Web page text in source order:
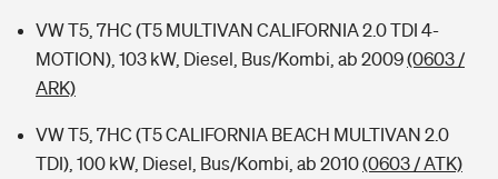
VW T5, 7HC (T5 MULTIVAN CALIFORNIA 2.0 TDI 4-
MOTION), 103 kW, Diesel, Bus/Kombi, ab 2009(0603 /
ARK)
VW T5, 7HC (T5 CALIFORNIA BEACH MULTIVAN 2.0
TDI), 100 kW, Diesel, Bus/Kombi, ab 2010(0603 / ATK)